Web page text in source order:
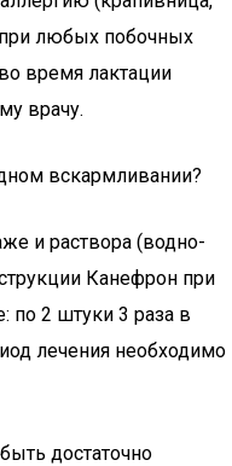
любых побочных
время лактации
врачу.
вскармливании?
и раствора (водно-
Канефрон при
по 2 штуки 3 раза в
лечения необходимо
достаточно